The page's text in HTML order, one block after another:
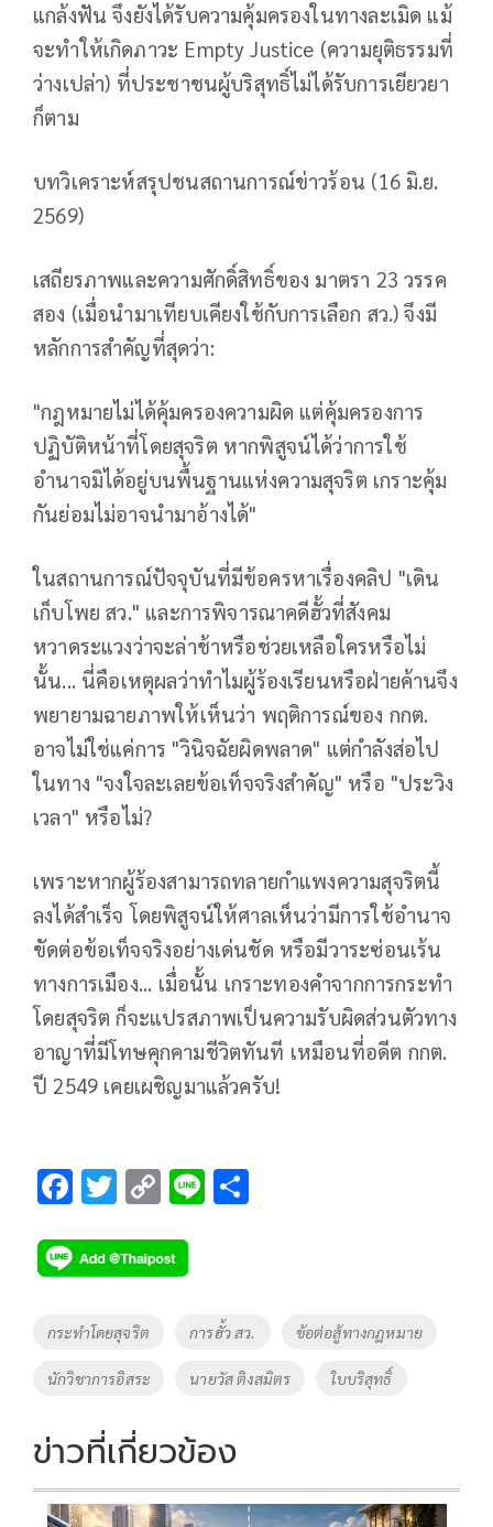
แกล้งฟัน จึงยังได้รับความคุ้มครองในทางละเมิด แม้
จะทำให้เกิดภาวะ Empty Justice (ความยุติธรรมที่
ว่างเปล่า) ที่ประชาชนผู้บริสุทธิ์ไม่ได้รับการเยียวยา
ก็ตาม
บทวิเคราะห์สรุปชนสถานการณ์ข่าวร้อน (16 มิ.ย.
2569)
เสถียรภาพและความศักดิ์สิทธิ์ของ มาตรา 23 วรรค
สอง (เมื่อนำมาเทียบเคียงใช้กับการเลือก สว.) จึงมี
หลักการสำคัญที่สุดว่า:
"กฎหมายไม่ได้คุ้มครองความผิด แต่คุ้มครองการ
ปฏิบัติหน้าที่โดยสุจริต หากพิสูจน์ได้ว่าการใช้
อำนาจมิได้อยู่บนพื้นฐานแห่งความสุจริต เกราะคุ้ม
กันย่อมไม่อาจนำมาอ้างได้"
ในสถานการณ์ปัจจุบันที่มีข้อครหาเรื่องคลิป "เดิน
เก็บโพย สว." และการพิจารณาคดีฮั้วที่สังคม
หวาดระแวงว่าจะล่าช้าหรือช่วยเหลือใครหรือไม่
นั้น... นี่คือเหตุผลว่าทำไมผู้ร้องเรียนหรือฝ่ายค้านจึง
พยายามฉายภาพให้เห็นว่า พฤติการณ์ของ กกต.
อาจไม่ใช่แค่การ "วินิจฉัยผิดพลาด" แต่กำลังส่อไป
ในทาง "จงใจละเลยข้อเท็จจริงสำคัญ" หรือ "ประวิง
เวลา" หรือไม่?
เพราะหากผู้ร้องสามารถทลายกำแพงความสุจริตนี้
ลงได้สำเร็จ โดยพิสูจน์ให้ศาลเห็นว่ามีการใช้อำนาจ
ขัดต่อข้อเท็จจริงอย่างเด่นชัด หรือมีวาระซ่อนเร้น
ทางการเมือง... เมื่อนั้น เกราะทองคำจากการกระทำ
โดยสุจริต ก็จะแปรสภาพเป็นความรับผิดส่วนตัวทาง
อาญาที่มีโทษคุกคามชีวิตทันที เหมือนที่อดีต กกต.
ปี 2549 เคยเผชิญมาแล้วครับ!
F
e
b
o
o
k
T
tt
er
C
p
y
Li
Li
Tags
กระทำโดยสุจริต การฮั้ว สว. ข้อต่อสู้ทางกฎหมาย
นักวิชาการอิสระ นายวัส ติงสมิตร ใบบริสุทธิ์
ข่าวที่เกี่ยวข้อง